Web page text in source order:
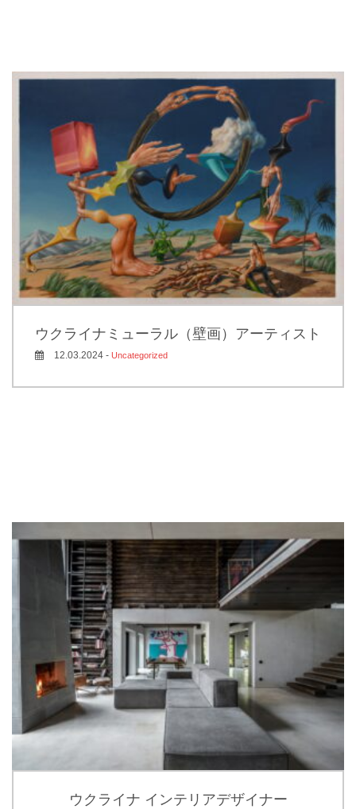
ウクライナミューラル（壁画）アーティスト
12.03.2024 - Uncategorized
ウクライナ インテリアデザイナー